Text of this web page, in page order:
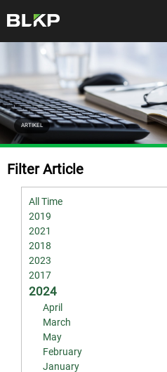
ARTIKEL
Filter Article
All Time
2019
2021
2018
2023
2017
2024
April
March
May
February
January